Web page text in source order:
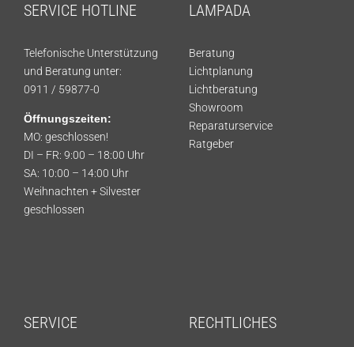
SERVICE HOTLINE
Telefonische Unterstützung
und Beratung unter:
0911 / 59877-0
Öffnungszeiten:
MO: geschlossen!
DI – FR: 9:00 – 18:00 Uhr
SA: 10:00 – 14:00 Uhr
Weihnachten + Silvester
geschlossen
LAMPADA
Beratung
Lichtplanung
Lichtberatung
Showroom
Reparaturservice
Ratgeber
SERVICE RECHTLICHES